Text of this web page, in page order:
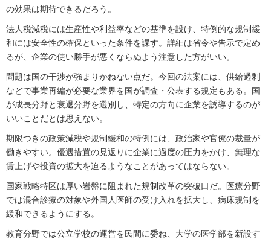
の効果は期待できるだろう。
法人税減税には生産性や利益率などの基準を設け、特例的な規制緩
和には安全性の確保といった条件を課す。詳細は省令や告示で定め
るが、企業の使い勝手が悪くならぬよう注意した方がいい。
問題は国の干渉が強まりかねない点だ。今回の法案には、供給過剰
などで事業再編が必要な業界を国が調査・公表する規定もある。国
が成長分野と衰退分野を選別し、特定の方向に企業を誘導するのが
いいことだとは思えない。
期限つきの政策減税や規制緩和の特例には、政治家や官僚の裁量が
働きやすい。優遇措置の見返りに企業に過度の圧力をかけ、無理な
賃上げや投資の拡大を迫るようなことがあってはならない。
国家戦略特区は厚い岩盤に阻まれた規制改革の突破口だ。医療分野
では混合診療の対象や外国人医師の受け入れを拡大し、病床規制を
緩和できるようにする。
教育分野では公立学校の運営を民間に委ね、大学の医学部を新設す